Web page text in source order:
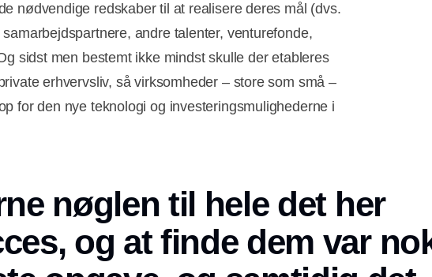
nødvendige redskaber til at realisere deres mål (dvs.
andre talenter, venturefonde,
sidst men bestemt ikke mindst skulle der etableres
erhvervsliv, så virksomheder – store som små –
for den nye teknologi og investeringsmulighederne i
Annonce
nøglen til hele det her
og at finde dem var